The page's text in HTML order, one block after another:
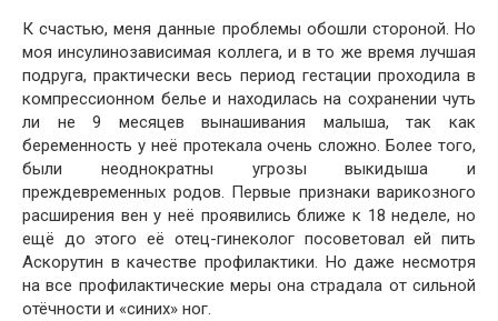
К счастью, меня данные проблемы обошли стороной. Но
моя инсулинозависимая коллега, и в то же время лучшая
подруга, практически весь период гестации проходила в
компрессионном белье и находилась на сохранении чуть
ли не 9 месяцев вынашивания малыша, так как
беременность у неё протекала очень сложно. Более того,
были неоднократны угрозы выкидыша и
преждевременных родов. Первые признаки варикозного
расширения вен у неё проявились ближе к 18 неделе, но
ещё до этого её отец-гинеколог посоветовал ей пить
Аскорутин в качестве профилактики. Но даже несмотря
на все профилактические меры она страдала от сильной
отёчности и «синих» ног.